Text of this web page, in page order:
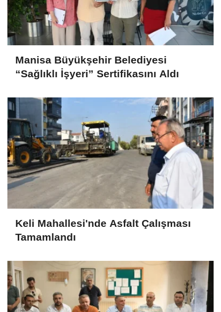
Manisa Büyükşehir Belediyesi
“Sağlıklı İşyeri” Sertifikasını Aldı
Keli Mahallesi'nde Asfalt Çalışması
Tamamlandı